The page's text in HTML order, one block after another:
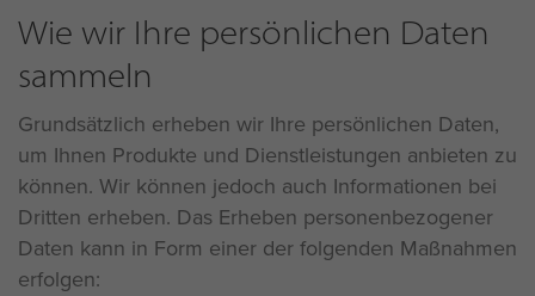
Wie wir Ihre persönlichen Daten
sammeln
Grundsätzlich erheben wir Ihre persönlichen Daten,
um Ihnen Produkte und Dienstleistungen anbieten zu
können. Wir können jedoch auch Informationen bei
Dritten erheben. Das Erheben personenbezogener
Daten kann in Form einer der folgenden Maßnahmen
erfolgen: